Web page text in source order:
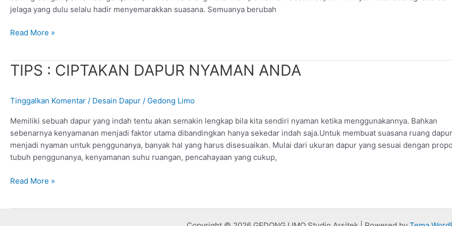
jelaga yang dulu selalu hadir menyemarakkan suasana. Semuanya berubah
Read More »
TIPS : CIPTAKAN DAPUR NYAMAN ANDA
Tinggalkan Komentar / Desain Dapur / Gedong Limo
Memiliki sebuah dapur yang indah tentu akan semakin lengkap bila kita sendiri nyaman ketika menggunakannya. Bahkan
sebenarnya kenyamanan menjadi faktor utama dibandingkan hanya sekedar indah saja.Untuk membuat suasana ruang dapur
menjadi nyaman untuk penggunanya, banyak hal yang harus disesuaikan. Mulai dari ukuran dapur yang sesuai dengan
tubuh penggunanya, kenyamanan suhu ruangan, pencahayaan yang cukup,
TIPS
DAPUR
ANDA
Read More »